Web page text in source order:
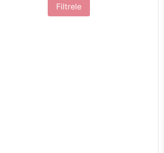
44
Filtrele